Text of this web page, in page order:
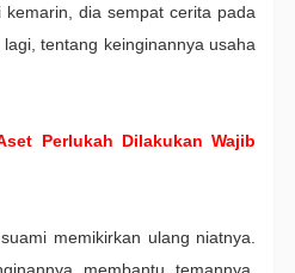
dia sempat cerita pada
tentang keinginannya usaha
Perlukah Dilakukan Wajib
memikirkan ulang niatnya.